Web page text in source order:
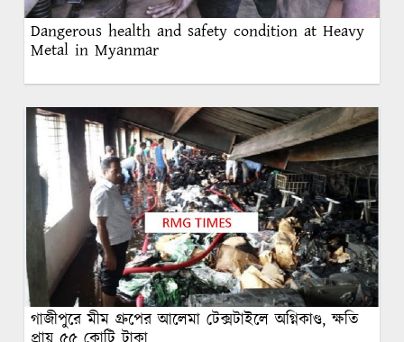
Dangerous health and safety condition at Heavy
Metal in Myanmar
গাজীপুরে মীম গ্রুপের আলেমা টেক্সটাইলে অগ্নিকাণ্ড, ক্ষতি